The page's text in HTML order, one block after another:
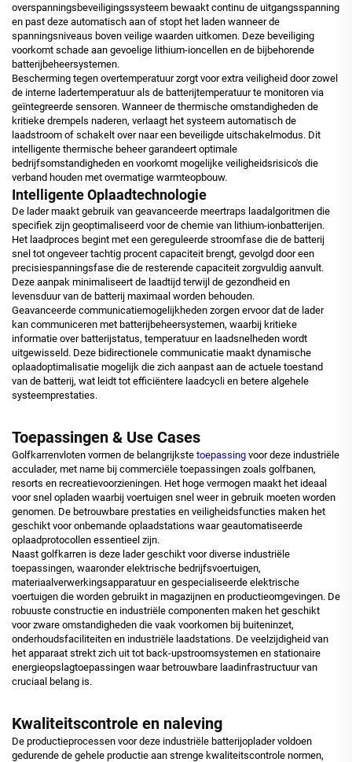
overspanningsbeveiligingssysteem bewaakt continu de uitgangsspanning
en past deze automatisch aan of stopt het laden wanneer de
spanningsniveaus boven veilige waarden uitkomen. Deze beveiliging
voorkomt schade aan gevoelige lithium-ioncellen en de bijbehorende
batterijbeheersystemen.
Bescherming tegen overtemperatuur zorgt voor extra veiligheid door zowel
de interne ladertemperatuur als de batterijtemperatuur te monitoren via
geïntegreerde sensoren. Wanneer de thermische omstandigheden de
kritieke drempels naderen, verlaagt het systeem automatisch de
laadstroom of schakelt over naar een beveiligde uitschakelmodus. Dit
intelligente thermische beheer garandeert optimale
bedrijfsomstandigheden en voorkomt mogelijke veiligheidsrisico's die
verband houden met overmatige warmteopbouw.
Intelligente Oplaadtechnologie
De lader maakt gebruik van geavanceerde meertraps laadalgoritmen die
specifiek zijn geoptimaliseerd voor de chemie van lithium-ionbatterijen.
Het laadproces begint met een gereguleerde stroomfase die de batterij
snel tot ongeveer tachtig procent capaciteit brengt, gevolgd door een
precisiespanningsfase die de resterende capaciteit zorgvuldig aanvult.
Deze aanpak minimaliseert de laadtijd terwijl de gezondheid en
levensduur van de batterij maximaal worden behouden.
Geavanceerde communicatiemogelijkheden zorgen ervoor dat de lader
kan communiceren met batterijbeheersystemen, waarbij kritieke
informatie over batterijstatus, temperatuur en laadsnelheden wordt
uitgewisseld. Deze bidirectionele communicatie maakt dynamische
oplaadoptimalisatie mogelijk die zich aanpast aan de actuele toestand
van de batterij, wat leidt tot efficiëntere laadcycli en betere algehele
systeemprestaties.
Toepassingen & Use Cases
Golfkarrenvloten vormen de belangrijkste toepassing voor deze industriële
acculader, met name bij commerciële toepassingen zoals golfbanen,
resorts en recreatievoorzieningen. Het hoge vermogen maakt het ideaal
voor snel opladen waarbij voertuigen snel weer in gebruik moeten worden
genomen. De betrouwbare prestaties en veiligheidsfuncties maken het
geschikt voor onbemande oplaadstations waar geautomatiseerde
oplaadprotocollen essentieel zijn.
Naast golfkarren is deze lader geschikt voor diverse industriële
toepassingen, waaronder elektrische bedrijfsvoertuigen,
materiaalverwerkingsapparatuur en gespecialiseerde elektrische
voertuigen die worden gebruikt in magazijnen en productieomgevingen. De
robuuste constructie en industriële componenten maken het geschikt
voor zware omstandigheden die vaak voorkomen bij buiteninzet,
onderhoudsfaciliteiten en industriële laadstations. De veelzijdigheid van
het apparaat strekt zich uit tot back-upstroomsystemen en stationaire
energieopslagtoepassingen waar betrouwbare laadinfrastructuur van
cruciaal belang is.
Kwaliteitscontrole en naleving
De productieprocessen voor deze industriële batterijoplader voldoen
gedurende de gehele productie aan strenge kwaliteitscontrole normen,